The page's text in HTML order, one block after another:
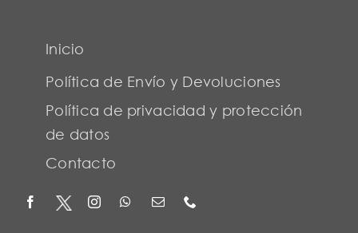
Inicio
Política de Envío y Devoluciones
Política de privacidad y protección
de datos
Contacto